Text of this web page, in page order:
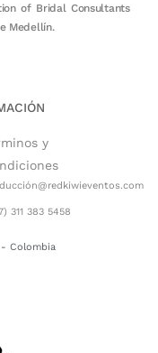
of Bridal Consultants
Medellín.
y
311 383 5458
- Colombia